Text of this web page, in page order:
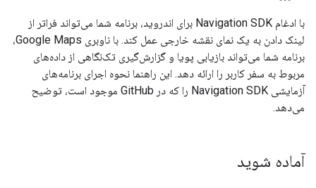
با ادغام Navigation SDK برای اندروید، برنامه شما می‌تواند فراتر از
لینک دادن به یک نمای نقشه خارجی عمل کند. با ناوبری Google Maps،
برنامه شما می‌تواند بازیابی پویا و گزارش‌گیری تک‌نگاهی از داده‌های
مربوط به سفر کاربر را ارائه دهد. این راهنما نحوه اجرای برنامه‌های
آزمایشی Navigation SDK را که در GitHub موجود است، توضیح
می‌دهد.
آماده شوید